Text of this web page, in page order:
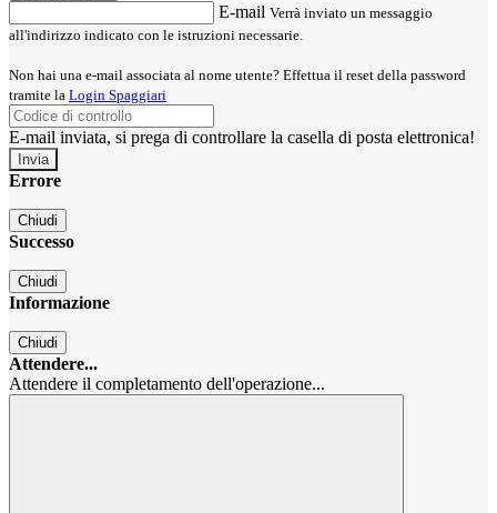
E-mail Verrà inviato un messaggio
all'indirizzo indicato con le istruzioni necessarie.
Non hai una e-mail associata al nome utente? Effettua il reset della password
tramite la Login Spaggiari
E-mail inviata, si prega di controllare la casella di posta elettronica!
Errore
Chiudi
Successo
Chiudi
Informazione
Chiudi
Attendere...
Attendere il completamento dell'operazione...